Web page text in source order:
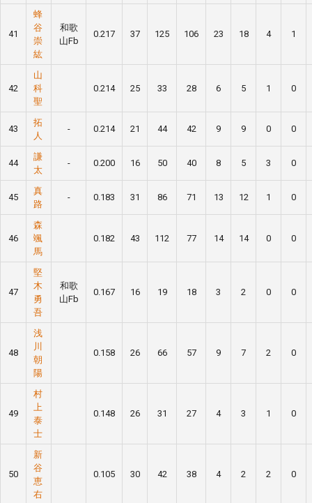
41
蜂
谷
崇
紘
和歌
山Fb
0.217 37 125 106 23 18 4 1
42
山
科
聖
0.214 25 33 28 6 5 1 0
43
拓
人
- 0.214 21 44 42 9 9 0 0
44
謙
太
- 0.200 16 50 40 8 5 3 0
45
真
路
- 0.183 31 86 71 13 12 1 0
46
森
颯
馬
0.182 43 112 77 14 14 0 0
47
堅
木
勇
吾
和歌
山Fb
0.167 16 19 18 3 2 0 0
48
浅
川
朝
陽
0.158 26 66 57 9 7 2 0
49
村
上
泰
士
0.148 26 31 27 4 3 1 0
50
新
谷
恵
右
0.105 30 42 38 4 2 2 0